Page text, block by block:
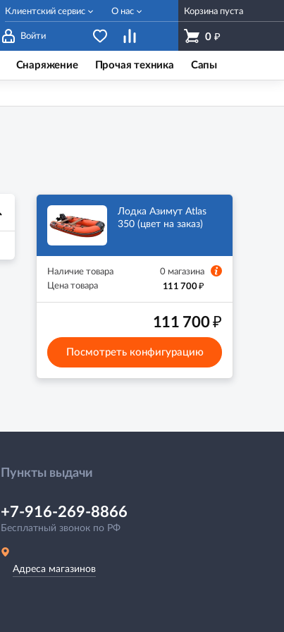
Войти
Корзина пуста
0 ₽
Клиентский сервис О нас
Снаряжение Прочая техника Сапы
Лодка Азимут Atlas
350 (цвет на заказ)
Наличие товара
0 магазина
Цена товара
111 700₽
111 700₽
Посмотреть конфигурацию
Пункты выдачи
+7-916-269-8866
Бесплатный звонок по РФ
Адреса магазинов